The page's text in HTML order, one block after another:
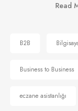
Read
B2B
Business to Business
eczane asistanlığı